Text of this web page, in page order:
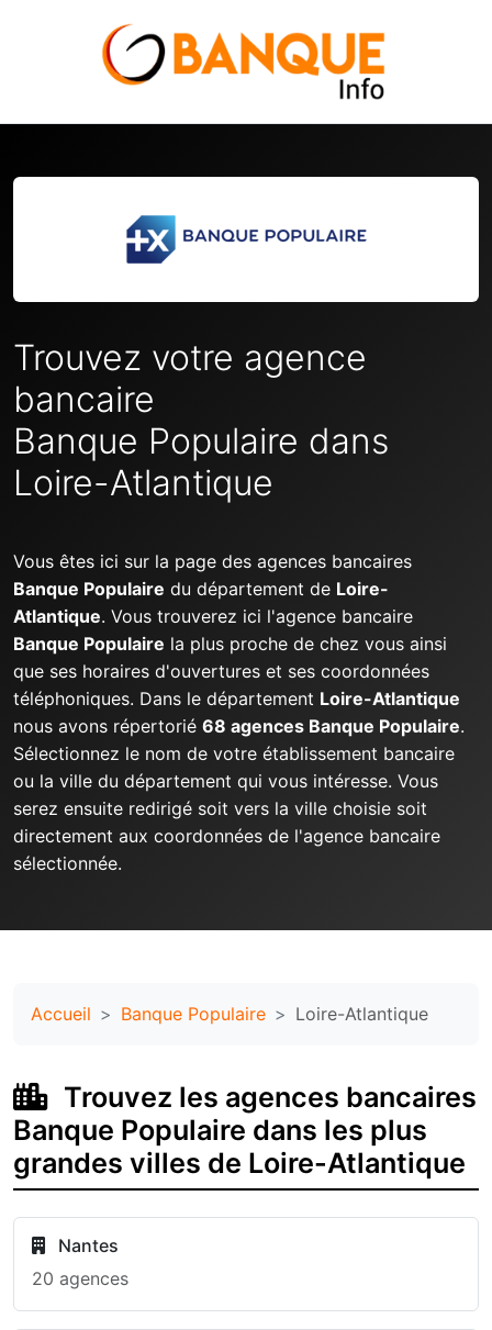
Trouvez votre agence
bancaire
Banque Populaire dans
Loire-Atlantique
Vous êtes ici sur la page des agences bancaires
Banque Populaire du département de Loire-
Atlantique. Vous trouverez ici l'agence bancaire
Banque Populaire la plus proche de chez vous ainsi
que ses horaires d'ouvertures et ses coordonnées
téléphoniques. Dans le département Loire-Atlantique
nous avons répertorié 68 agences Banque Populaire.
Sélectionnez le nom de votre établissement bancaire
ou la ville du département qui vous intéresse. Vous
serez ensuite redirigé soit vers la ville choisie soit
directement aux coordonnées de l'agence bancaire
sélectionnée.
Accueil Banque Populaire Loire-Atlantique
Trouvez les agences bancaires
Banque Populaire dans les plus
grandes villes de Loire-Atlantique
Nantes
20 agences